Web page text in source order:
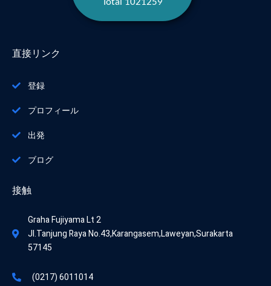
直接リンク
登録
プロフィール
出発
ブログ
接触
Graha Fujiyama Lt 2
Jl.Tanjung Raya No.43,Karangasem,Laweyan,Surakarta
57145
(0217) 6011014